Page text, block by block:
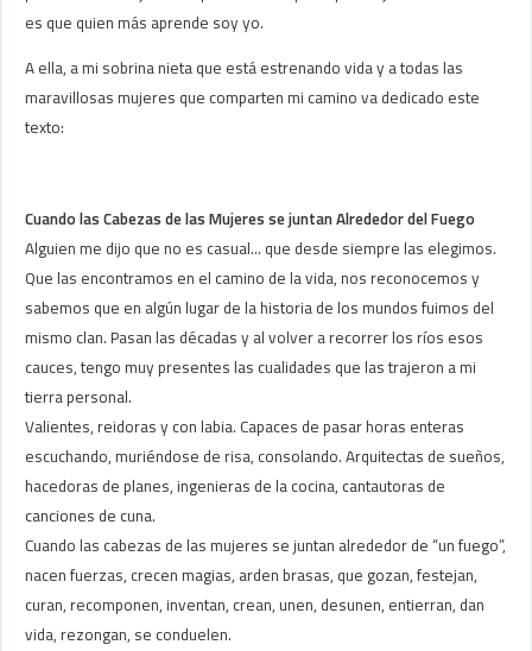
es que quien más aprende soy yo.
A ella, a mi sobrina nieta que está estrenando vida y a todas las
maravillosas mujeres que comparten mi camino va dedicado este
texto:
Cuando las Cabezas de las Mujeres se juntan Alrededor del Fuego
Alguien me dijo que no es casual… que desde siempre las elegimos.
Que las encontramos en el camino de la vida, nos reconocemos y
sabemos que en algún lugar de la historia de los mundos fuimos del
mismo clan. Pasan las décadas y al volver a recorrer los ríos esos
cauces, tengo muy presentes las cualidades que las trajeron a mi
tierra personal.
Valientes, reidoras y con labia. Capaces de pasar horas enteras
escuchando, muriéndose de risa, consolando. Arquitectas de sueños,
hacedoras de planes, ingenieras de la cocina, cantautoras de
canciones de cuna.
Cuando las cabezas de las mujeres se juntan alrededor de “un fuego”,
nacen fuerzas, crecen magias, arden brasas, que gozan, festejan,
curan, recomponen, inventan, crean, unen, desunen, entierran, dan
vida, rezongan, se conduelen.